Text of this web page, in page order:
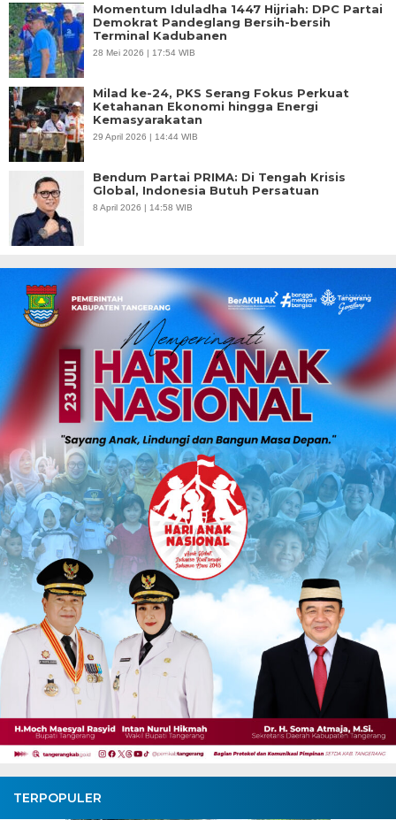
Momentum Iduladha 1447 Hijriah: DPC Partai
Demokrat Pandeglang Bersih-bersih
Terminal Kadubanen
28 Mei 2026 | 17:54 WIB
Milad ke-24, PKS Serang Fokus Perkuat
Ketahanan Ekonomi hingga Energi
Kemasyarakatan
29 April 2026 | 14:44 WIB
Bendum Partai PRIMA: Di Tengah Krisis
Global, Indonesia Butuh Persatuan
8 April 2026 | 14:58 WIB
TERPOPULER